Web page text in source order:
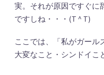
実。それが原因ですぐに
ですしね・・・(T ^ T)
ここでは、「私がガール
大変なこと・シンドイこ